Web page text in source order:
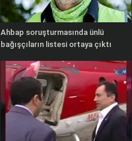
Ahbap soruşturmasında ünlü
bağışçıların listesi ortaya çıktı